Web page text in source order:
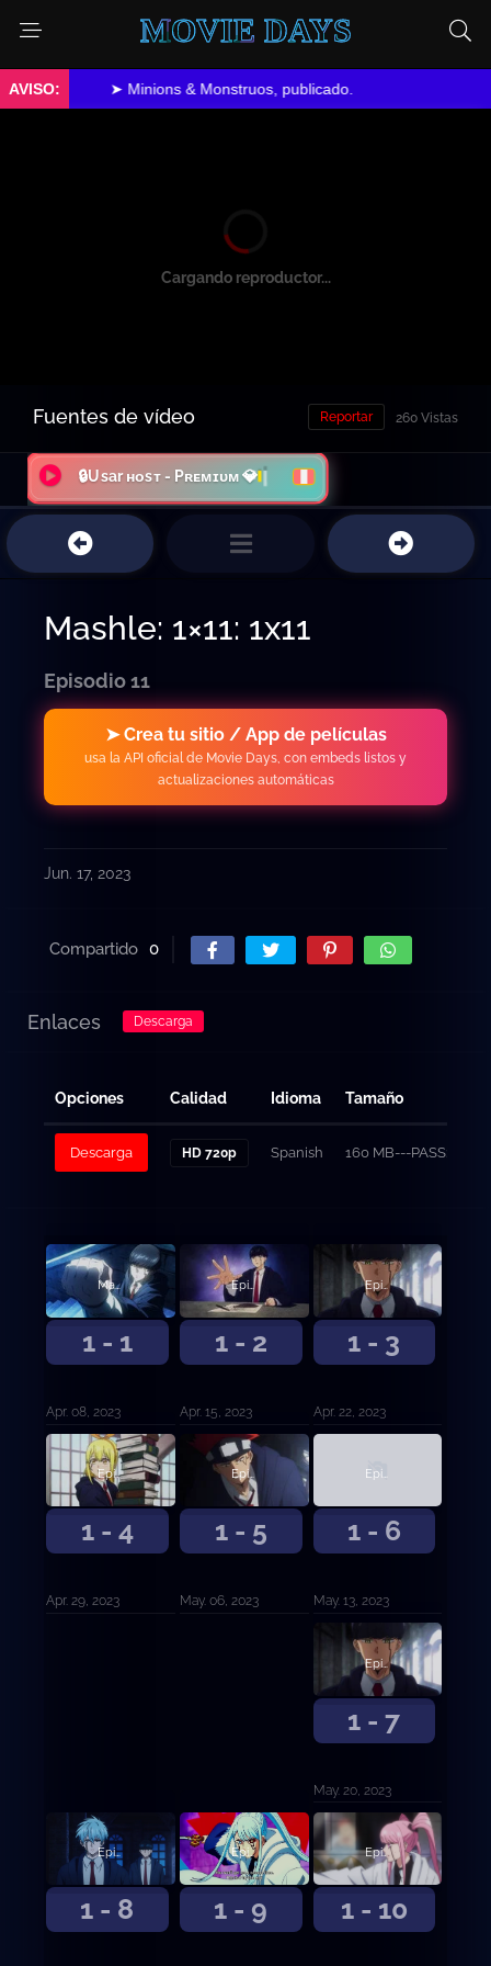
MOVIE DAYS
➤ Minions & Monstruos, publicado.
Cargando reproductor...
Fuentes de vídeo 260 Vistas
Reportar
🔒Usar ʜᴏsᴛ - Pʀᴇᴍɪᴜᴍ 💎
Mashle: 1×11: 1x11
Episodio 11
➤ Crea tu sitio / App de películas
usa la API oficial de Movie Days, con embeds listos y
actualizaciones automáticas
Jun. 17, 2023
Compartido 0
Enlaces Descarga
Opciones Calidad Idioma Tamaño
Descarga HD 720p Spanish 160 MB---PASS:
1 - 1
Mash Burnedead y el Cuerpo de los Dioses
Apr. 08, 2023
1 - 2
Episodio 2
Apr. 15, 2023
1 - 3
Episodio 3
Apr. 22, 2023
1 - 4
Episodio 4
Apr. 29, 2023
1 - 5
Episodio 5
May. 06, 2023
1 - 6
Episodio 6
May. 13, 2023
1 - 7
Episodio 7
May. 20, 2023
1 - 8
Episodio 8
1 - 9
Episodio 9
1 - 10
Episodio 10